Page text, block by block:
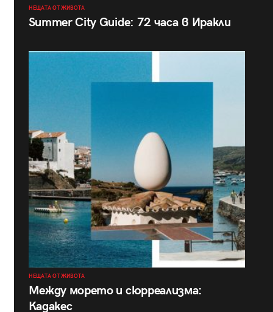
НЕЩАТА ОТ ЖИВОТА
Summer City Guide: 72 часа в Иракли
НЕЩАТА ОТ ЖИВОТА
Между морето и сюрреализма:
Кадакес